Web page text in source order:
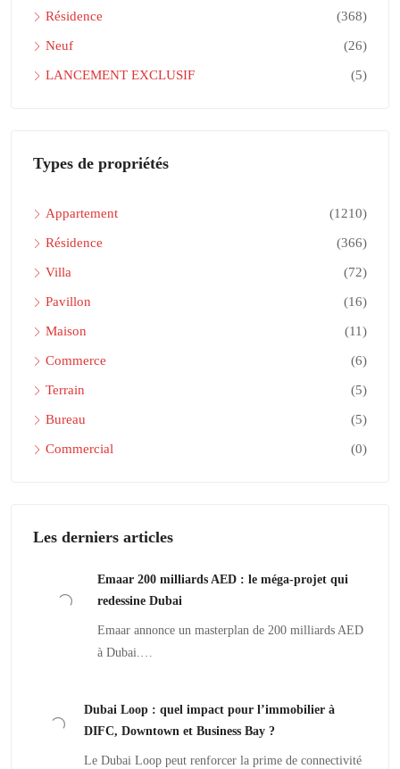
Résidence (368)
Neuf (26)
LANCEMENT EXCLUSIF (5)
Types de propriétés
Appartement (1210)
Résidence (366)
Villa (72)
Pavillon (16)
Maison (11)
Commerce (6)
Terrain (5)
Bureau (5)
Commercial (0)
Les derniers articles
Emaar 200 milliards AED : le méga-projet qui
redessine Dubai
Emaar annonce un masterplan de 200 milliards AED
à Dubai.…
Dubai Loop : quel impact pour l’immobilier à
DIFC, Downtown et Business Bay ?
Le Dubai Loop peut renforcer la prime de connectivité